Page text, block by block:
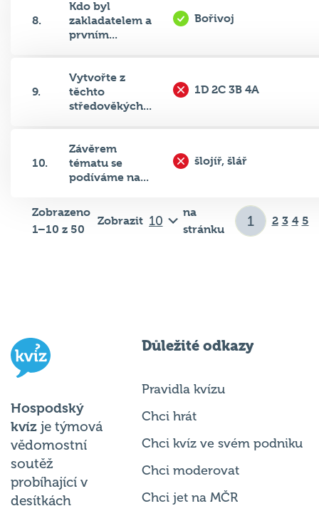
8.
Kdo byl
zakladatelem a
prvním...
Bořivoj
9.
Vytvořte z
těchto
středověkých...
1D 2C 3B 4A
10.
Závěrem
tématu se
podíváme na...
šlojíř, šlář
Zobrazeno
1–10 z 50
Zobrazit
na
stránku
2 3 4 5
Hospodský
kvíz je týmová
vědomostní
soutěž
probíhající v
desítkách
Důležité odkazy
Pravidla kvízu
Chci hrát
Chci kvíz ve svém podniku
Chci moderovat
Chci jet na MČR